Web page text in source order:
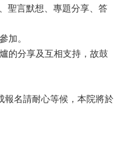
聖言默想、專題分享、答
加。
的分享及互相支持，故鼓
報名請耐心等候，本院將於